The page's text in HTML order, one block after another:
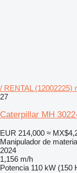
/ RENTAL (12002225)
27
Caterpillar MH
EUR 214,000 ≈
Manipulador de
2024
1,156 m/h
Potencia 110 kW (150